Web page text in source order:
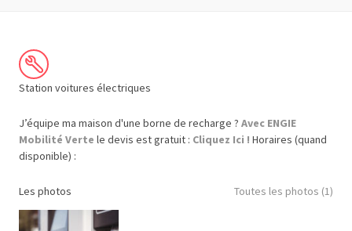
Station voitures électriques
J’équipe ma maison d'une borne de recharge ? Avec ENGIE
Mobilité Verte le devis est gratuit : Cliquez Ici ! Horaires (quand
disponible) :
Les photos Toutes les photos (1)